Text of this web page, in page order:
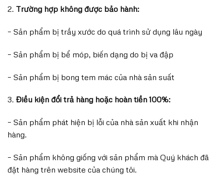
2. Trường hợp không được bảo hành:
– Sản phẩm bị trầy xước do quá trình sử dụng lâu ngày
– Sản phẩm bị bể móp, biến dạng do bị va đập
– Sản phẩm bị bong tem mác của nhà sản suất
3. Điều kiện đổi trả hàng hoặc hoàn tiền 100%:
– Sản phẩm phát hiện bị lỗi của nhà sản xuất khi nhận
hàng.
– Sản phẩm không giống với sản phẩm mà Quý khách đã
đặt hàng trên website của chúng tôi.